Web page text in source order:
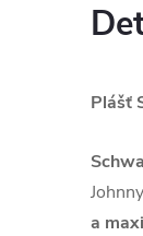
Plášť
a